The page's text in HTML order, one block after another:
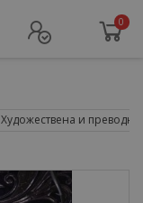
0
Художествена и преводна